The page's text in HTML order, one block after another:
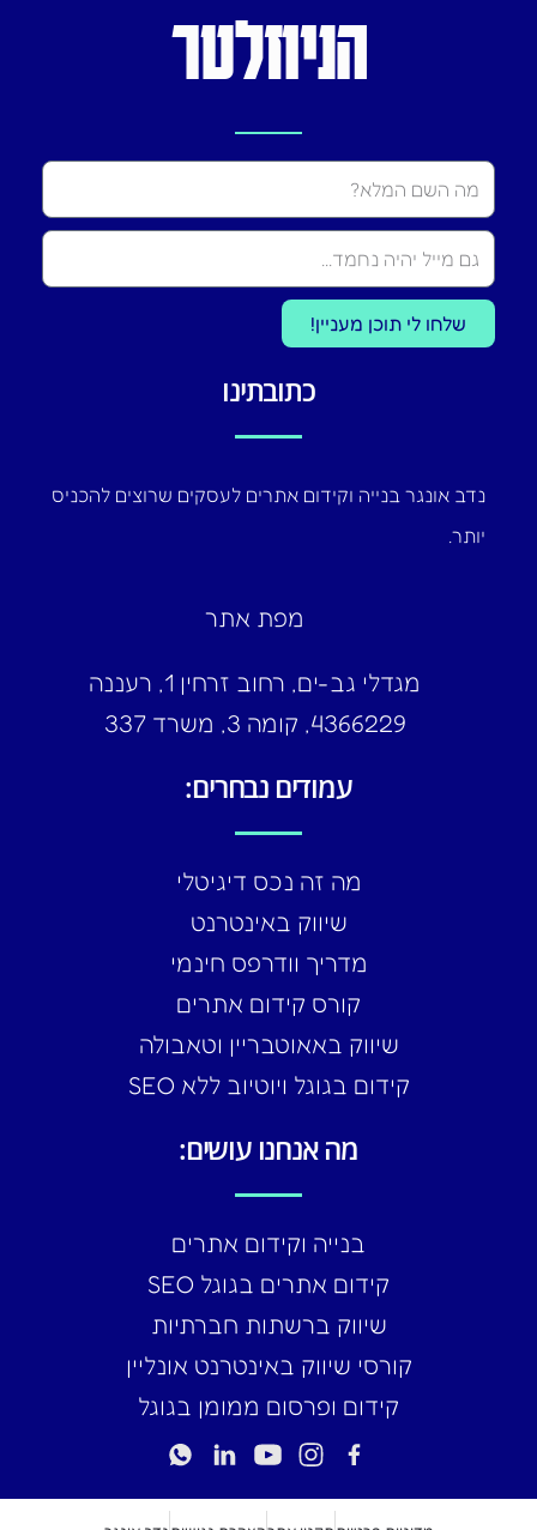
מה אנחנו עושים:
בנייה וקידום אתרים
קידום אתרים בגוגל SEO
שיווק ברשתות חברתיות
קורסי שיווק באינטרנט אונליין
קידום ופרסום ממומן בגוגל
עמודים נבחרים:
מה זה נכס דיגיטלי
שיווק באינטרנט
מדריך וודרפס חינמי
קורס קידום אתרים
שיווק באאוטבריין וטאבולה
קידום בגוגל ויוטיוב ללא SEO
כתובתינו
נדב אונגר בנייה וקידום אתרים לעסקים שרוצים להכניס
יותר.
מפת אתר
מגדלי גב-ים, רחוב זרחין 1, רעננה
4366229, קומה 3, משרד 337
הניוזלטר
Name
שלחו לי תוכן מעניין!